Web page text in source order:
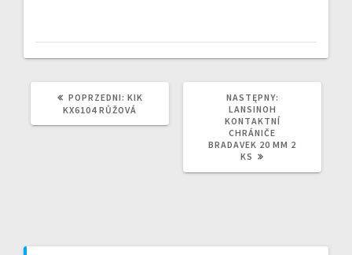
POPRZEDNI: POPRZEDNI
WPIS:
KIK
KX6104 RŮŽOVÁ
NASTĘPNY:
LANSINOH
KONTAKTNÍ
CHRÁNIČE
BRADAVEK 20 MM 2
KS